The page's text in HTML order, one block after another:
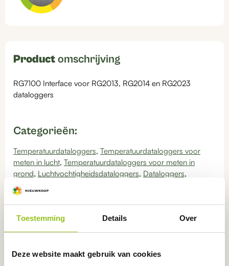
Toestemming Details Over
Deze website maakt gebruik van cookies
Product omschrijving
RG7100 Interface voor RG2013, RG2014 en RG2023
dataloggers
Categorieën:
Temperatuurdataloggers, Temperatuurdataloggers voor
meten in lucht, Temperatuurdataloggers voor meten in
grond, Luchtvochtigheidsdataloggers, Dataloggers,
Accessoires
Bekijk instructie videos overdit
product